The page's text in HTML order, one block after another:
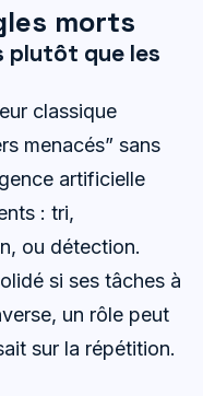
morts
plutôt que les
classique
menacés” sans
artificielle
: tri,
ou détection.
si ses tâches à
un rôle peut
sur la répétition.